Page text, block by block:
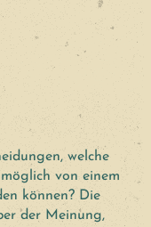
welche
von einem
können? Die
der Meinung,